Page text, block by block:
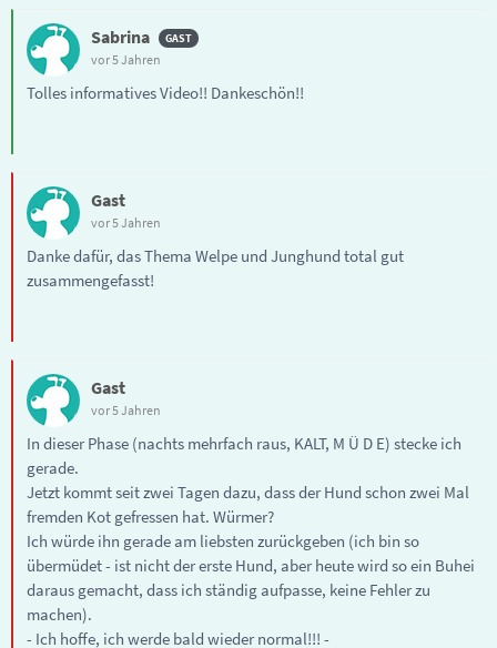
Sabrina
vor 5 Jahren
Tolles informatives Video!! Dankeschön!!
Gast
vor 5 Jahren
Danke dafür, das Thema Welpe und Junghund total gut
zusammengefasst!
Gast
vor 5 Jahren
In dieser Phase (nachts mehrfach raus, KALT, M Ü D E) stecke ich
gerade.
Jetzt kommt seit zwei Tagen dazu, dass der Hund schon zwei Mal
fremden Kot gefressen hat. Würmer?
Ich würde ihn gerade am liebsten zurückgeben (ich bin so
übermüdet - ist nicht der erste Hund, aber heute wird so ein Buhei
daraus gemacht, dass ich ständig aufpasse, keine Fehler zu
machen).
- Ich hoffe, ich werde bald wieder normal!!! -